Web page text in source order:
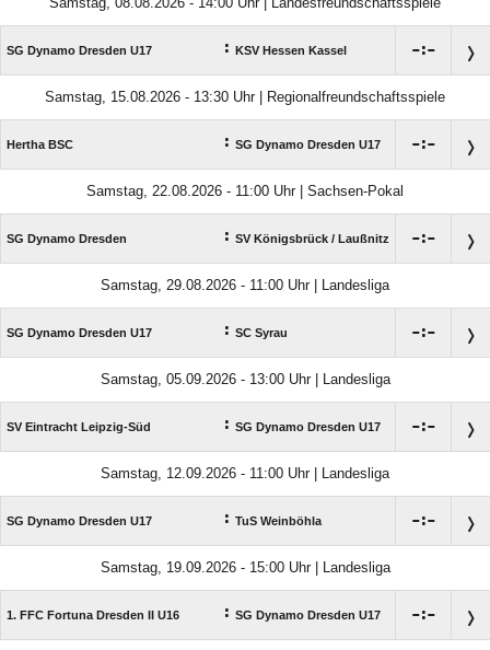
SG Dynamo Dresden U17 : KSV Hessen Kassel :
Samstag, 15.08.2026 - 13:30 Uhr | Regionalfreundschaftsspiele
Hertha BSC : SG Dynamo Dresden U17 :
Samstag, 22.08.2026 - 11:00 Uhr | Sachsen-Pokal
SG Dynamo Dresden : SV Königsbrück /​ Laußnitz :
Samstag, 29.08.2026 - 11:00 Uhr | Landesliga
SG Dynamo Dresden U17 : SC Syrau :
Samstag, 05.09.2026 - 13:00 Uhr | Landesliga
SV Eintracht Leipzig-Süd : SG Dynamo Dresden U17 :
Samstag, 12.09.2026 - 11:00 Uhr | Landesliga
SG Dynamo Dresden U17 : TuS Weinböhla :
Samstag, 19.09.2026 - 15:00 Uhr | Landesliga
1. FFC Fortuna Dresden II U16 : SG Dynamo Dresden U17 :